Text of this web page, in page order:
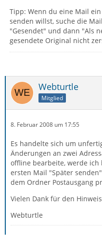
Tipp: Wenn du eine Mail
senden willst, suche die
"Gesendet" und dann "Als
gesendete Original nicht
Webturtle
Mitglied
8. Februar 2008 um 17:55
Es handelte sich um
Änderungen an zwei
offline bearbeite, werde
ersten Mail "Später
dem Ordner Postausgang
Vielen Dank für den
Webturtle